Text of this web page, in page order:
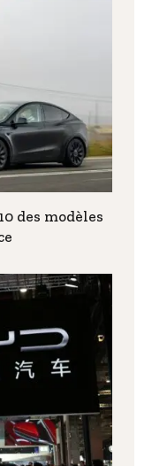
des modèles